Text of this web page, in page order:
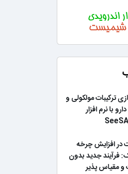
ترکیبات مولکولی و
با نرم افزار
در افزایش چرخه
فرآیند جدید بدون
و مقیاس پذیر